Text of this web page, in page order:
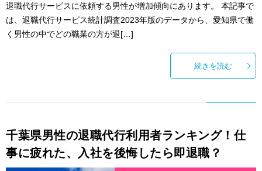
退職代行サービスに依頼する男性が増加傾向にあります。 本記事で
は、退職代行サービス統計調査2023年版のデータから、愛知県で働
く男性の中でどの職業の方が退[…]
続きを読む
千葉県男性の退職代行利用者ランキング！仕
事に疲れた、入社を後悔したら即退職？